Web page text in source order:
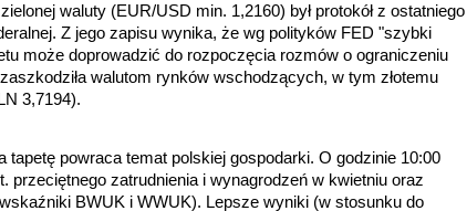
waluty (EUR/USD min. 1,2160) był protokół z ostatniego
Z jego zapisu wynika, że wg polityków FED "szybki
może doprowadzić do rozpoczęcia rozmów o ograniczeniu
walutom rynków wschodzących, w tym złotemu
3,7194).
tapetę powraca temat polskiej gospodarki. O godzinie 10:00
przeciętnego zatrudnienia i wynagrodzeń w kwietniu oraz
BWUK i WWUK). Lepsze wyniki (w stosunku do